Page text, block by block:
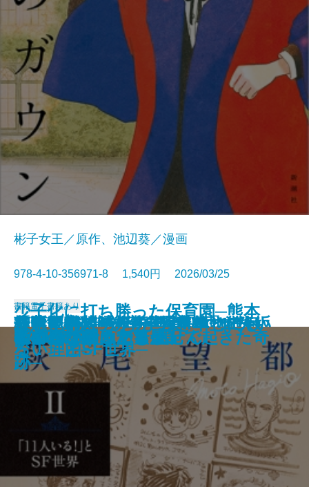
楔形文字が語る古代オリエント─
都市と文明の興亡史─
「蒲団」の時代─自然主義とは何
だったのか─
分断と排除の人類史─暴走するト
ライバリズム─
乃木坂46川崎桜 1st写真集 エチュ
ード
手配する女
君の不在の夜を歩く
今度は異性愛
深淵のカナリア
あなたが走ったことないような坂
道
マンガ 赤と青のガウン 第1巻
彬子女王／原作、池辺葵／漫画
978-4-10-356971-8 1,540円 2026/03/25
書籍電子書籍あり
萩尾望都スケッチ画集II─「11人い
る！」とSF世界─
最適化幻想─効率が人を幸せにし
ない理由─
たびたび
ねこいぬ漫画かき 1
少子化に打ち勝った保育園─熊本
「やまなみこども園」で起きた奇
跡─
拳の声が聞こえるか
杏のパリ細うで繁盛記
DANGER
私のせいではありません
名前のないカフェ